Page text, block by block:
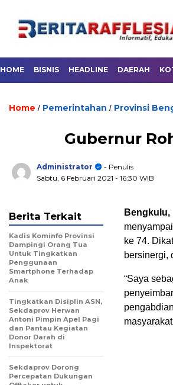
HOME BISNIS HEADLINE DAERAH
Home / Pemerintahan / Provinsi
Gubernur
Administrator
- Penulis
Sabtu, 6 Februari 2021 - 16:30 WIB
Bengkulu,
ke 74.
bersinergi,
“Saya
Berita Terkait
Kadis Kominfo Provinsi
Dampingi Orang Tua
Untuk Tingkatkan
Penggunaan
Smartphone Terhadap
Anak
Tingkatkan Disiplin ASN,
Sekdaprov Herwan
Antoni Pimpin Apel Pagi
dan Pantau Kegiatan
Donor Darah di
Inspektorat
Sekdaprov Dorong
Percepatan Dukungan